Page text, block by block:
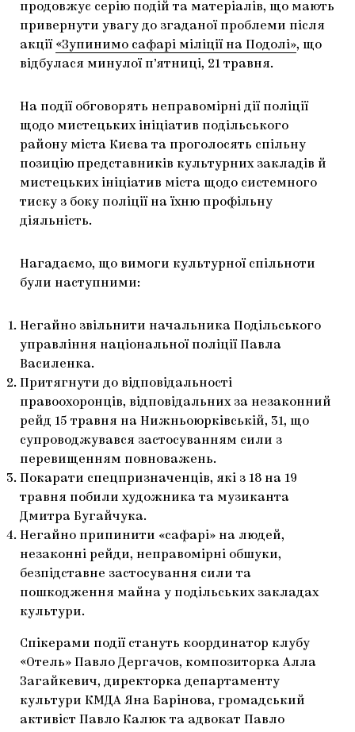
продовжує серію подій та матеріалів, що мають
привернути увагу до згаданої проблеми після
акції «Зупинимо сафарі міліції на Подолі», що
відбулася минулої п’ятниці, 21 травня.
На події обговорять неправомірні дії поліції
щодо мистецьких ініціатив подільського
району міста Києва та проголосять спільну
позицію представників культурних закладів й
мистецьких ініціатив міста щодо системного
тиску з боку поліції на їхню профільну
діяльність.
Нагадаємо, що вимоги культурної спільноти
були наступними:
Негайно звільнити начальника Подільського
управління національної поліції Павла
Василенка.
Притягнути до відповідальності
правоохоронців, відповідальних за незаконний
рейд 15 травня на Нижньоюрківській, 31, що
супроводжувався застосуванням сили з
перевищенням повноважень.
Покарати спецпризначенців, які з 18 на 19
травня побили художника та музиканта
Дмитра Бугайчука.
Негайно припинити «сафарі» на людей,
незаконні рейди, неправомірні обшуки,
безпідставне застосування сили та
пошкодження майна у подільських закладах
культури.
Спікерами події стануть координатор клубу
«Отель» Павло Дергачов, композиторка Алла
Загайкевич, директорка департаменту
культури КМДА Яна Барінова, громадський
активіст Павло Калюк та адвокат Павло